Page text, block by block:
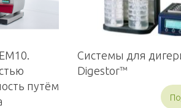
путём
Системы для
Digestor™